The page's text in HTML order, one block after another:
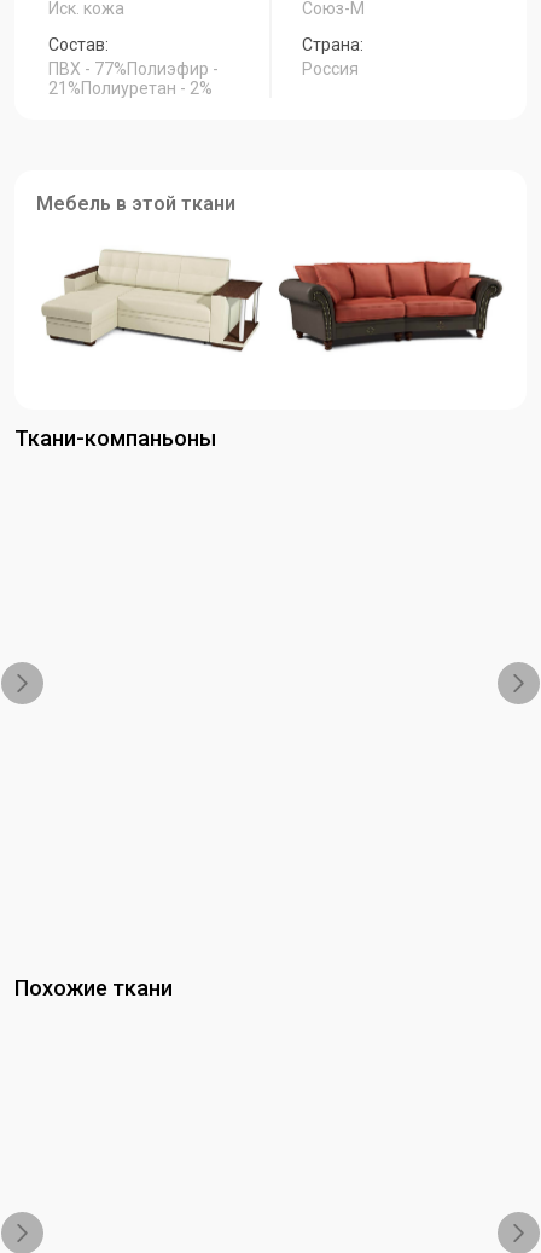
Иск. кожа
Союз-М
Состав:
ПВХ - 77%Полиэфир -
21%Полиуретан - 2%
Страна:
Россия
Мебель в этой ткани
Ткани-компаньоны
Похожие ткани